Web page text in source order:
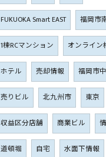
FUKUOKA Smart EAST 福岡市
1棟RCマンション オンライン
ホテル 売却情報 福岡市
売りビル 北九州市 東京
収益区分店舗 商業ビル
道頓堀 自宅 水面下情報